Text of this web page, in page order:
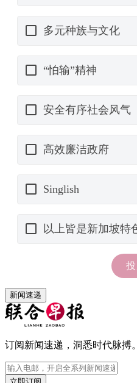
新闻速递
订阅新闻速递，洞悉时代脉搏。